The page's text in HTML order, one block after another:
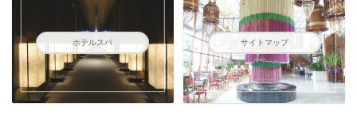
ホテルスパ サイトマップ